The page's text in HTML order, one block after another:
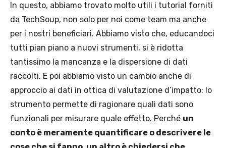
In questo, abbiamo trovato molto utili i tutorial forniti
da TechSoup, non solo per noi come team ma anche
per i nostri beneficiari. Abbiamo visto che, educandoci
tutti pian piano a nuovi strumenti, si è ridotta
tantissimo la mancanza e la dispersione di dati
raccolti. E poi abbiamo visto un cambio anche di
approccio ai dati in ottica di valutazione d’impatto: lo
strumento permette di ragionare quali dati sono
funzionali per misurare quale effetto. Perché un
conto è meramente quantificare o descrivere le